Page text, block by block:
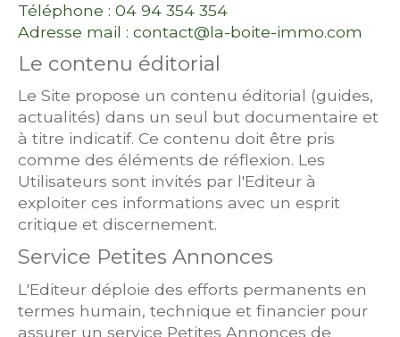
Téléphone : 04 94 354 354
Adresse mail : contact@la-boite-immo.com
Le contenu éditorial
Le Site propose un contenu éditorial (guides,
actualités) dans un seul but documentaire et
à titre indicatif. Ce contenu doit être pris
comme des éléments de réflexion. Les
Utilisateurs sont invités par l'Editeur à
exploiter ces informations avec un esprit
critique et discernement.
Service Petites Annonces
L'Editeur déploie des efforts permanents en
termes humain, technique et financier pour
assurer un service Petites Annonces de